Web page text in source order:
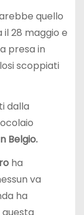
quello
28 maggio e
presa in
scoppiati
dalla
Belgio.
ha
va
ha